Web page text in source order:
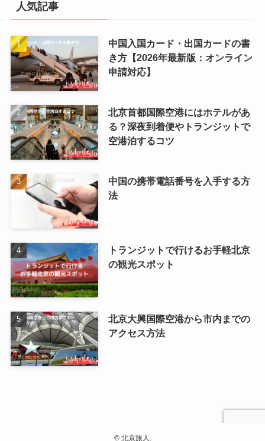
人気記事
中国入国カード・出国カードの書
き方【2026年最新版：オンライン
申請対応】
北京首都国際空港にはホテルがあ
る？深夜到着便やトランジットで
空港泊するコツ
中国の携帯電話番号を入手する方
法
トランジットで行けるお手軽北京
の観光スポット
北京大興国際空港から市内までの
アクセス方法
©北京旅人.